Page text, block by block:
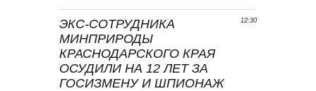
12:30
ЭКС-СОТРУДНИКА
МИНПРИРОДЫ
КРАСНОДАРСКОГО КРАЯ
ОСУДИЛИ НА 12 ЛЕТ ЗА
ГОСИЗМЕНУ И ШПИОНАЖ